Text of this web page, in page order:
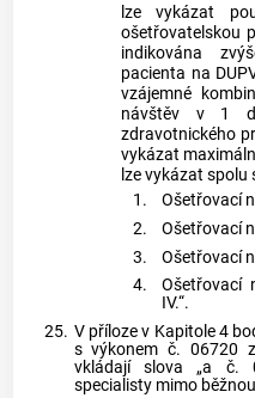
lze vykázat
ošetřovatelskou
indikována
pacienta na
vzájemné
návštěv v 1
zdravotnického
vykázat
lze vykázat spolu
1.
Ošetřovací
2.
Ošetřovací
3.
Ošetřovací
4.
Ošetřovací
IV.“.
25. V příloze v Kapitole 4
s výkonem č. 06720
vkládají slova „a č.
specialisty mimo